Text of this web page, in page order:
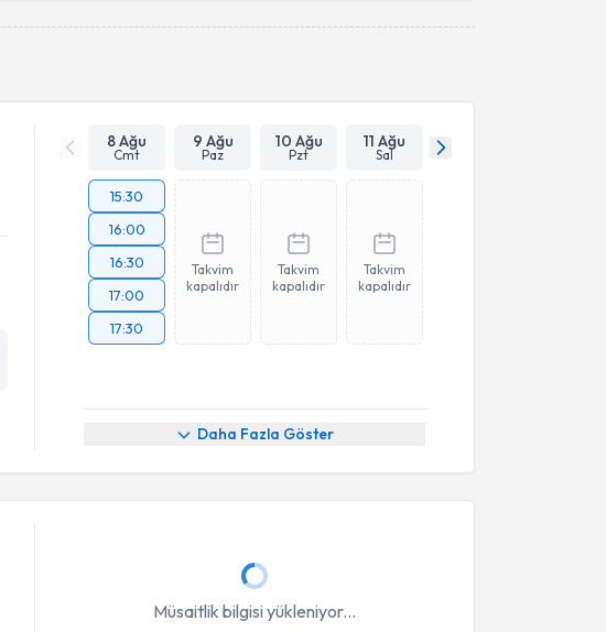
Takvim Talebini Gönder
8 Ağu
Cmt
9 Ağu
Paz
10 Ağu
Pzt
11 Ağu
Sal
15:30
16:00
16:30
17:00
17:30
Takvim
kapalıdır
Takvim
kapalıdır
Takvim
kapalıdır
Daha Fazla Göster
Müsaitlik bilgisi yükleniyor...